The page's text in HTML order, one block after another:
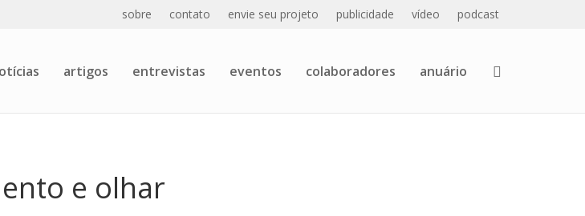
sobre contato envie seu projeto publicidade vídeo podcast
artigos entrevistas eventos colaboradores anuário
e olhar